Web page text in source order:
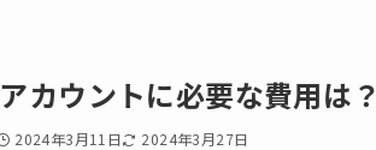
カウントに必要な費用は？
2024年3月11日 2024年3月27日